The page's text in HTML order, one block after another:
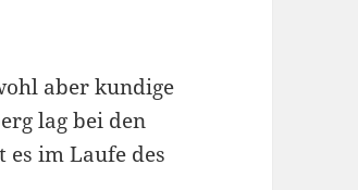
aber kundige
lag bei den
im Laufe des